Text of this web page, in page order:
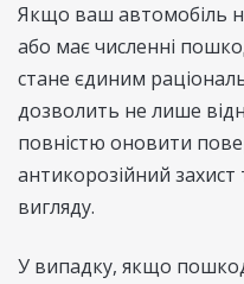
Якщо ваш автомобіль
або має численні
стане єдиним
дозволить не лише
повністю оновити
антикорозійний
вигляду.
У випадку, якщо